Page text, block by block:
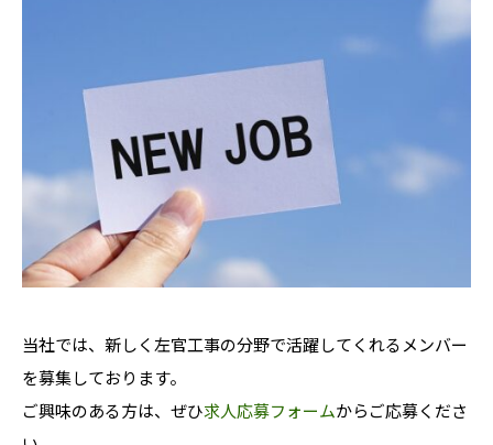
当社では、新しく左官工事の分野で活躍してくれるメンバー
を募集しております。
ご興味のある方は、ぜひ求人応募フォームからご応募くださ